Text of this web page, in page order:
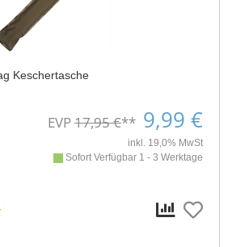
Keschertasche
EVP17,95 €** 9,99 €
inkl. 19,0% MwSt
Sofort Verfügbar 1 - 3 Werktage